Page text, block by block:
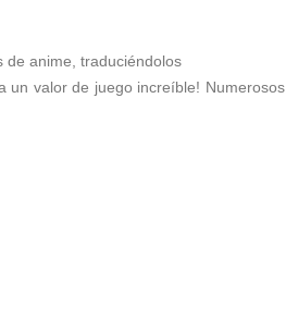
de anime, traduciéndolos
un valor de juego increíble! Numerosos